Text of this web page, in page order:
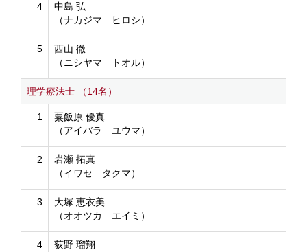
4
中島 弘
（ナカジマ ヒロシ）
5
西山 徹
（ニシヤマ トオル）
理学療法士 （14名）
1
粟飯原 優真
（アイバラ ユウマ）
2
岩瀬 拓真
（イワセ タクマ）
3
大塚 恵衣美
（オオツカ エイミ）
4
荻野 瑠翔